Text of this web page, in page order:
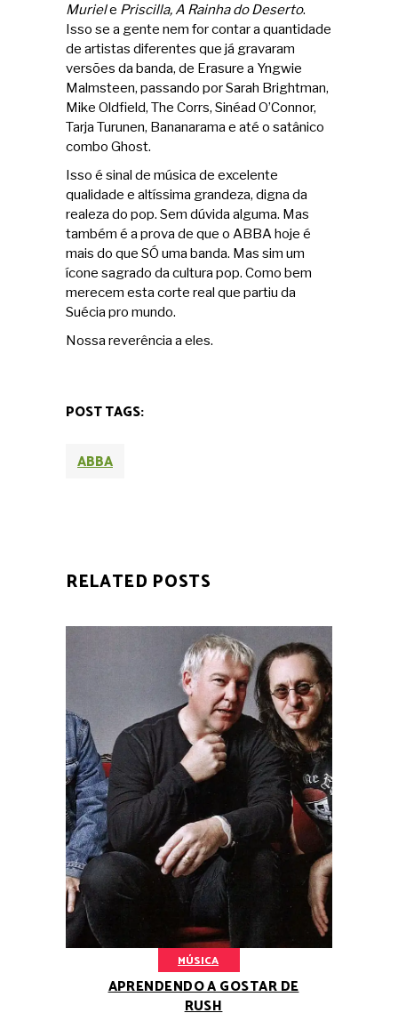
Muriele Priscilla, A Rainha do Deserto.
Isso se a gente nem for contar a quantidade
de artistas diferentes que já gravaram
versões da banda, de Erasure a Yngwie
Malmsteen, passando por Sarah Brightman,
Mike Oldfield, The Corrs, Sinéad O’Connor,
Tarja Turunen, Bananarama e até o satânico
combo Ghost.
Isso é sinal de música de excelente
qualidade e altíssima grandeza, digna da
realeza do pop. Sem dúvida alguma. Mas
também é a prova de que o ABBA hoje é
mais do que SÓ uma banda. Mas sim um
ícone sagrado da cultura pop. Como bem
merecem esta corte real que partiu da
Suécia pro mundo.
Nossa reverência a eles.
POST TAGS:
ABBA
RELATED POSTS
MÚSICA
APRENDENDO A GOSTAR DE
RUSH